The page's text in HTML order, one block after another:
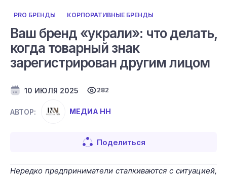
PRO БРЕНДЫ КОРПОРАТИВНЫЕ БРЕНДЫ
Ваш бренд «украли»: что делать,
когда товарный знак
зарегистрирован другим лицом
10 ИЮЛЯ 2025 282
АВТОР: МЕДИА НН
Поделиться
Нередко предприниматели сталкиваются с ситуацией,